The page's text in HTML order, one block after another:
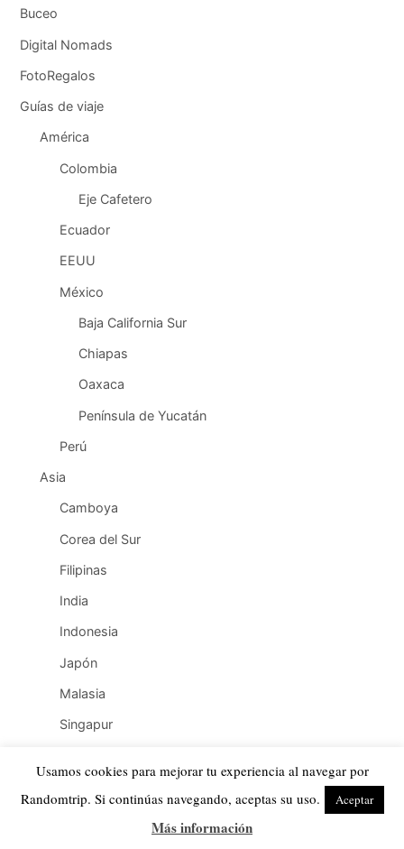
Buceo
Digital Nomads
FotoRegalos
Guías de viaje
América
Colombia
Eje Cafetero
Ecuador
EEUU
México
Baja California Sur
Chiapas
Oaxaca
Península de Yucatán
Perú
Asia
Camboya
Corea del Sur
Filipinas
India
Indonesia
Japón
Malasia
Singapur
Usamos cookies para mejorar tu experiencia al navegar por
Randomtrip. Si continúas navegando, aceptas su uso.
Aceptar
Más información